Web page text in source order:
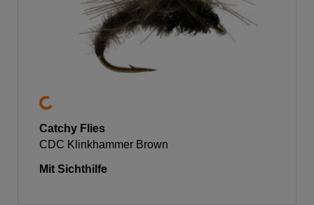
Catchy Flies
CDC Klinkhammer Brown
Mit Sichthilfe